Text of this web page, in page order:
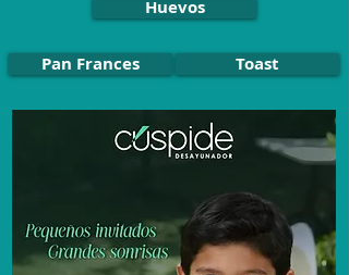
Huevos
Pan Frances Toast